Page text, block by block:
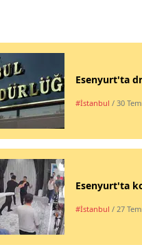
Esenyurt'ta
#İstanbul / 30
Esenyurt'ta
#İstanbul / 27